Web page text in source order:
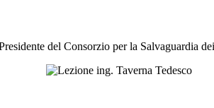
del Consorzio per la